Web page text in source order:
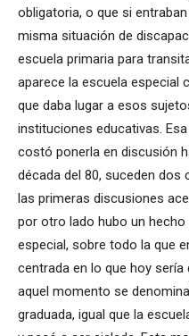
obligatoria, o que si
misma situación de
escuela primaria para
aparece la escuela especial
que daba lugar a esos
instituciones educativas.
costó ponerla en discusión
década del 80, suceden dos
las primeras discusiones
por otro lado hubo un
especial, sobre todo la que
centrada en lo que hoy sería
aquel momento se
graduada, igual que la